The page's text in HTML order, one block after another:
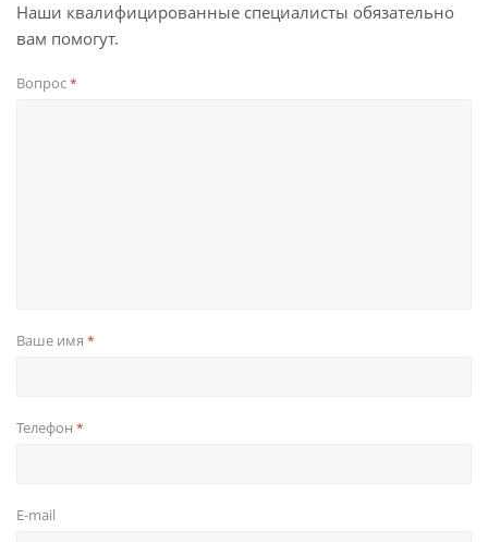
Наши квалифицированные специалисты обязательно
вам помогут.
Вопрос*
Ваше имя *
Телефон *
E-mail